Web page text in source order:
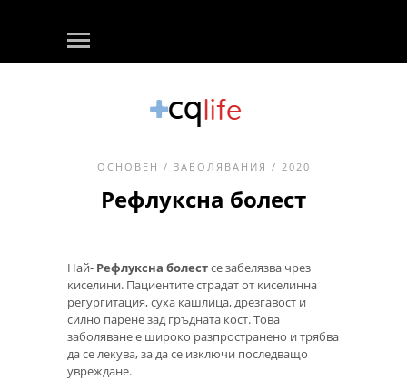
ОСНОВЕН / ЗАБОЛЯВАНИЯ / 2020
Рефлуксна болест
Най- Рефлуксна болестсе забелязва чрез
киселини. Пациентите страдат от киселинна
регургитация, суха кашлица, дрезгавост и
силно парене зад гръдната кост. Това
заболяване е широко разпространено и трябва
да се лекува, за да се изключи последващо
увреждане.